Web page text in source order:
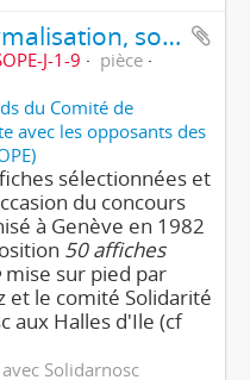
Non à la normalisation, solidarité avec Solidarnosc
J-1-9
pièce
du Comité de
avec les opposants des
sélectionnées et
du concours
à Genève en 1982
50 affiches
mise sur pied par
et le comité Solidarité
aux Halles d'Ile (cf
Solidarnosc